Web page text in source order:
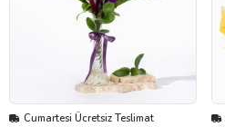
Cumartesi Ücretsiz Teslimat